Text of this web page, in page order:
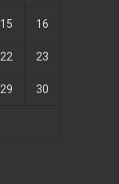
15 16
22 23
29 30